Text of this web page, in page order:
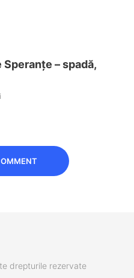
– spadă,
drepturile rezervate